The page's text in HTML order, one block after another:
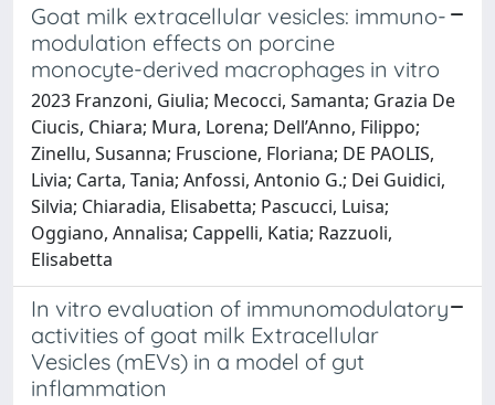
Goat milk extracellular vesicles: immuno-
modulation effects on porcine
monocyte-derived macrophages in vitro
2023 Franzoni, Giulia; Mecocci, Samanta; Grazia De
Ciucis, Chiara; Mura, Lorena; Dell’Anno, Filippo;
Zinellu, Susanna; Fruscione, Floriana; DE PAOLIS,
Livia; Carta, Tania; Anfossi, Antonio G.; Dei Guidici,
Silvia; Chiaradia, Elisabetta; Pascucci, Luisa;
Oggiano, Annalisa; Cappelli, Katia; Razzuoli,
Elisabetta
In vitro evaluation of immunomodulatory
activities of goat milk Extracellular
Vesicles (mEVs) in a model of gut
inflammation